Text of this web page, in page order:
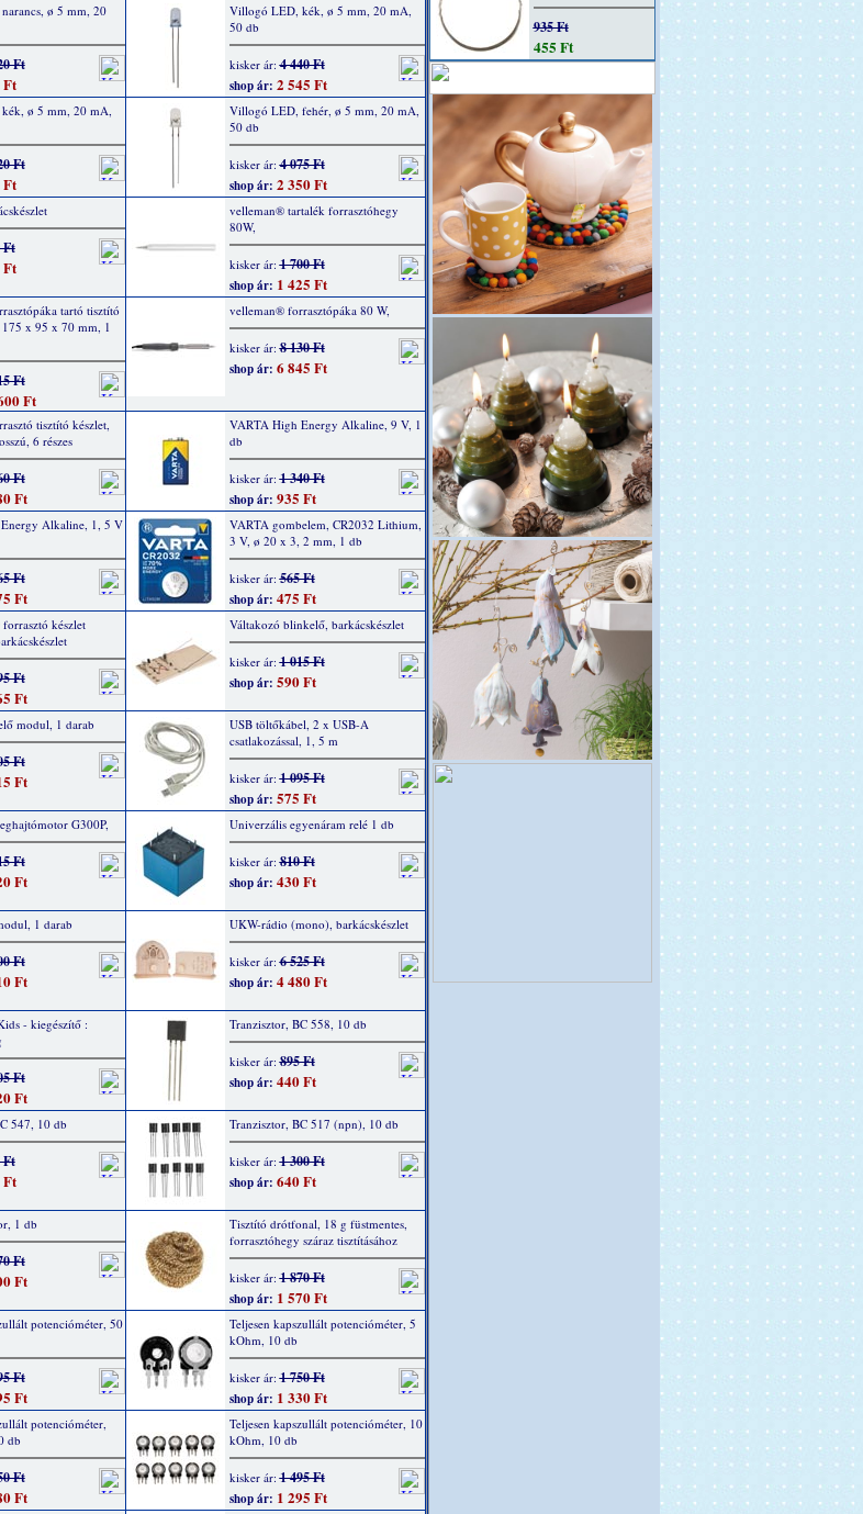
ø 5 mm, 20
Ft
Ft
Villogó LED, kék, ø 5 mm, 20 mA,
50 db
kisker ár:4 440 Ft
shop ár: 2 545 Ft
ø 5 mm, 20 mA,
Ft
Ft
Villogó LED, fehér, ø 5 mm, 20 mA,
50 db
kisker ár:4 075 Ft
shop ár: 2 350 Ft
Ft
Ft
velleman® tartalék forrasztóhegy
80W,
kisker ár:1 700 Ft
shop ár: 1 425 Ft
tartó tisztító
175 x 95 x 70 mm, 1
Ft
Ft
velleman® forrasztópáka 80 W,
kisker ár:8 130 Ft
shop ár: 6 845 Ft
tisztító készlet,
6 részes
Ft
Ft
VARTA High Energy Alkaline, 9 V, 1
db
kisker ár:1 340 Ft
shop ár: 935 Ft
Alkaline, 1, 5 V
Ft
Ft
VARTA gombelem, CR2032 Lithium,
3 V, ø 20 x 3, 2 mm, 1 db
kisker ár:565 Ft
shop ár: 475 Ft
készlet
Ft
Ft
Váltakozó blinkelő, barkácskészlet
kisker ár:1 015 Ft
shop ár: 590 Ft
modul, 1 darab
Ft
Ft
USB töltőkábel, 2 x USB-A
csatlakozással, 1, 5 m
kisker ár:1 095 Ft
shop ár: 575 Ft
G300P,
Ft
Ft
Univerzális egyenáram relé 1 db
kisker ár:810 Ft
shop ár: 430 Ft
1 darab
Ft
Ft
UKW-rádio (mono), barkácskészlet
kisker ár:6 525 Ft
shop ár: 4 480 Ft
- kiegészítő :
Ft
Ft
Tranzisztor, BC 558, 10 db
kisker ár:895 Ft
shop ár: 440 Ft
547, 10 db
Ft
Ft
Tranzisztor, BC 517 (npn), 10 db
kisker ár:1 300 Ft
shop ár: 640 Ft
1 db
Ft
Ft
Tisztító drótfonal, 18 g füstmentes,
forrasztóhegy száraz tisztításához
kisker ár:1 870 Ft
shop ár: 1 570 Ft
potencióméter, 50
Ft
Ft
Teljesen kapszullált potencióméter, 5
kOhm, 10 db
kisker ár:1 750 Ft
shop ár: 1 330 Ft
potencióméter,
db
Ft
Ft
Teljesen kapszullált potencióméter, 10
kOhm, 10 db
kisker ár:1 495 Ft
shop ár: 1 295 Ft
935 Ft
455 Ft